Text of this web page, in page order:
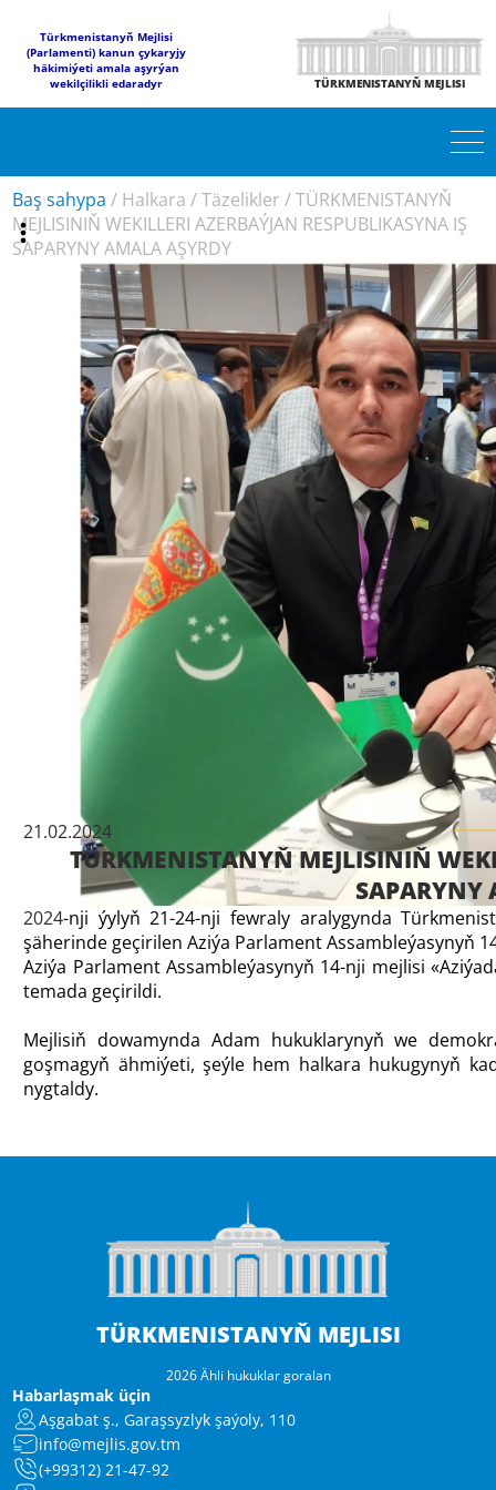
Türkmenistanyň Mejlisi
(Parlamenti) kanun çykaryjy
häkimiýeti amala aşyrýan
wekilçilikli edaradyr
TÜRKMENISTANYŇ MEJLISI
Baş sahypa / Halkara /Täzelikler /TÜRKMENISTANYŇ
MEJLISINIŇ WEKILLERI AZERBAÝJAN RESPUBLIKASYNA IŞ
SAPARYNY AMALA AŞYRDY
21.02.2024
TÜRKMENISTANYŇ MEJLISINIŇ
SAPARYNY
2024-nji ýylyň 21-24-nji fewraly aralygynda
şäherinde geçirilen Aziýa Parlament Assambleýasynyň
Aziýa Parlament Assambleýasynyň 14-nji mejlisi
temada geçirildi.
Mejlisiň dowamynda Adam hukuklarynyň we
goşmagyň ähmiýeti, şeýle hem halkara hukugynyň
nygtaldy.
TÜRKMENISTANYŇ MEJLISI
2026 Ähli hukuklar goralan
Habarlaşmak üçin
Aşgabat ş., Garaşsyzlyk şaýoly, 110
info@mejlis.gov.tm
(+99312) 21-47-92